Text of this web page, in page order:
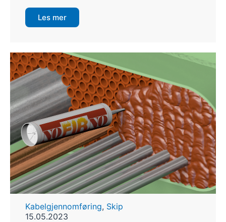
Les mer
Kabelgjennomføring, Skip
15.05.2023